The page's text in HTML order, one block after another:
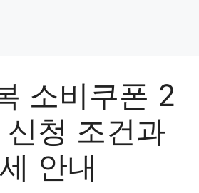
소비쿠폰 2
청 조건과
안내